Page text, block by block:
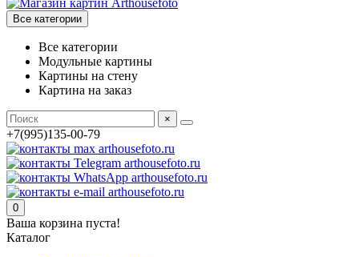
Все категории
Все категории
Модульные картины
Картины на стену
Картина на заказ
×
+7(995)135-00-79
0
Ваша корзина пуста!
Каталог